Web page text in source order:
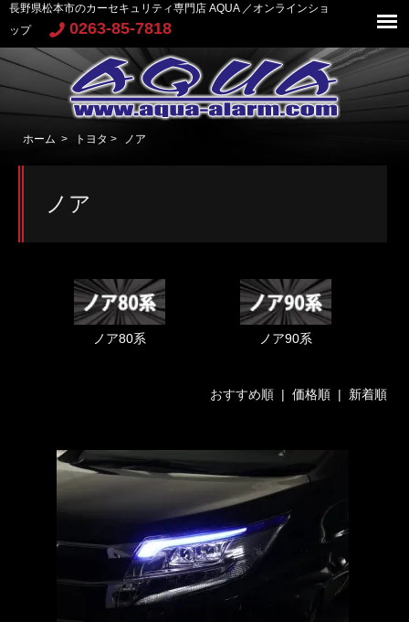
長野県松本市のカーセキュリティ専門店 AQUA ／オンラインショ
ップ
0263-85-7818
ホーム > トヨタ > ノア
ノア
ノア80系 ノア90系
おすすめ順 | 価格順| 新着順